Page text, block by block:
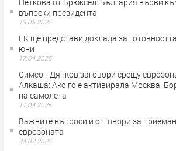
Петкова от Брюксел: България върви
въпреки президента
13.05.2025
ЕК ще представи доклада за
юни
17.04.2025
Симеон Дянков заговори срещу
Алкаша: Ако го е активирала Москва,
на самолета
11.04.2025
Важните въпроси и отговори за
еврозоната
24.02.2025